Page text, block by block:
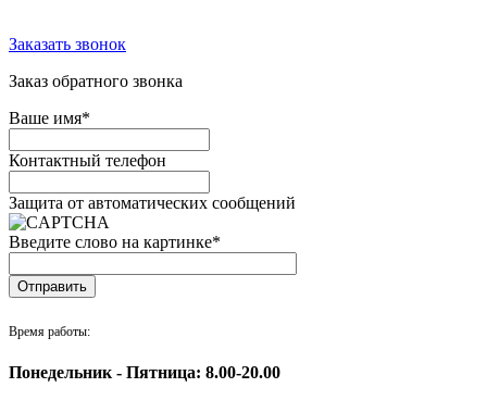
Заказать звонок
Заказ обратного звонка
Ваше имя*
Контактный телефон
Защита от автоматических сообщений
Введите слово на картинке*
Время работы:
Понедельник - Пятница: 8.00-20.00